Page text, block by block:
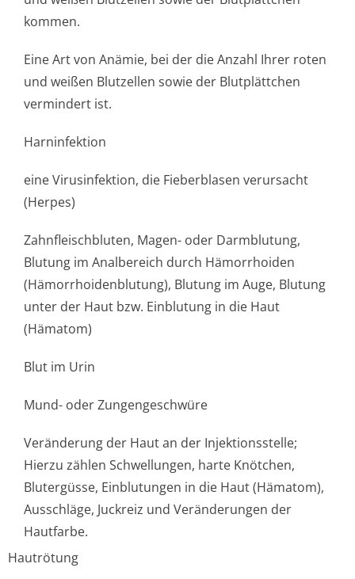
kommen.
Eine Art von Anämie, bei der die Anzahl Ihrer roten
und weißen Blutzellen sowie der Blutplättchen
vermindert ist.
Harninfektion
eine Virusinfektion, die Fieberblasen verursacht
(Herpes)
Zahnfleischbluten, Magen- oder Darmblutung,
Blutung im Analbereich durch Hämorrhoiden
(Hämorrhoiden­blutung), Blutung im Auge, Blutung
unter der Haut bzw. Einblutung in die Haut
(Hämatom)
Blut im Urin
Mund- oder Zungengeschwüre
Veränderung der Haut an der Injektionsstelle;
Hierzu zählen Schwellungen, harte Knötchen,
Blutergüsse, Einblutungen in die Haut (Hämatom),
Ausschläge, Juckreiz und Veränderungen der
Hautfarbe.
Hautrötung